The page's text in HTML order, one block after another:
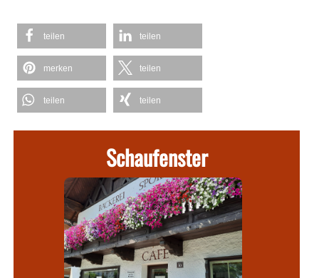
teilen teilen
merken teilen
teilen teilen
Schaufenster